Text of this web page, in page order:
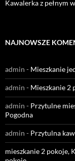
Kawalerka z pełnym
NAJNOWSZE
admin - Mieszkanie
admin - Mieszkanie 2
admin - Przytulne
Pogodna
admin - Przytulna
mieszkanie 2 pokoje,